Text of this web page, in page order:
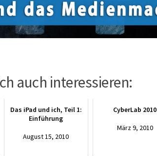
auch interessieren:
Das iPad und ich, Teil 1:
Einführung
August 15, 2010
CyberLab 2010
März 9, 2010